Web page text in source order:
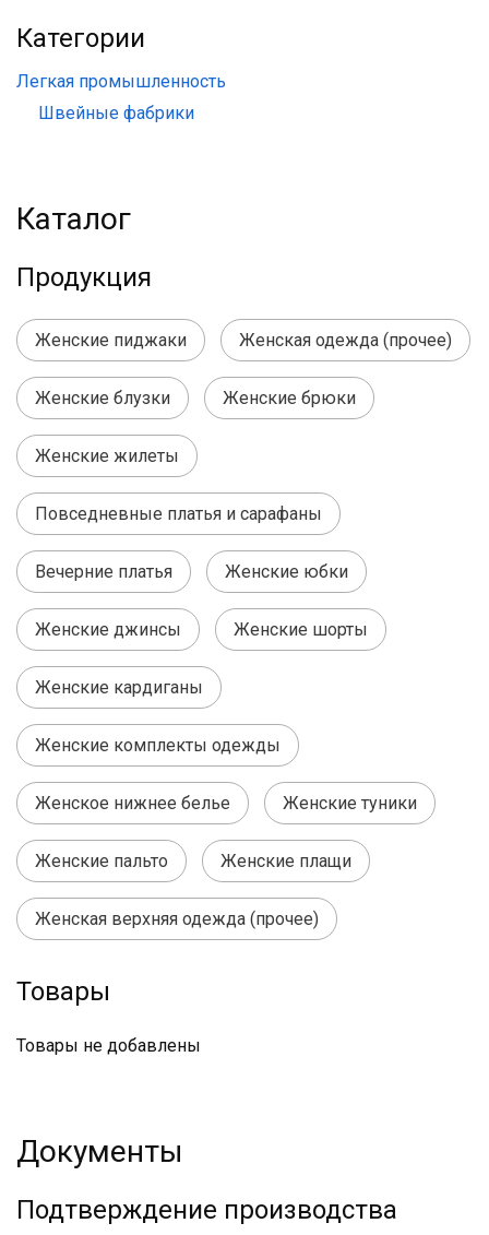
Категории
Легкая промышленность
Швейные фабрики
Каталог
Продукция
Женские пиджаки Женская одежда (прочее)
Женские блузки Женские брюки
Женские жилеты
Повседневные платья и сарафаны
Вечерние платья Женские юбки
Женские джинсы Женские шорты
Женские кардиганы
Женские комплекты одежды
Женское нижнее белье Женские туники
Женские пальто Женские плащи
Женская верхняя одежда (прочее)
Товары
Товары не добавлены
Документы
Подтверждение производства